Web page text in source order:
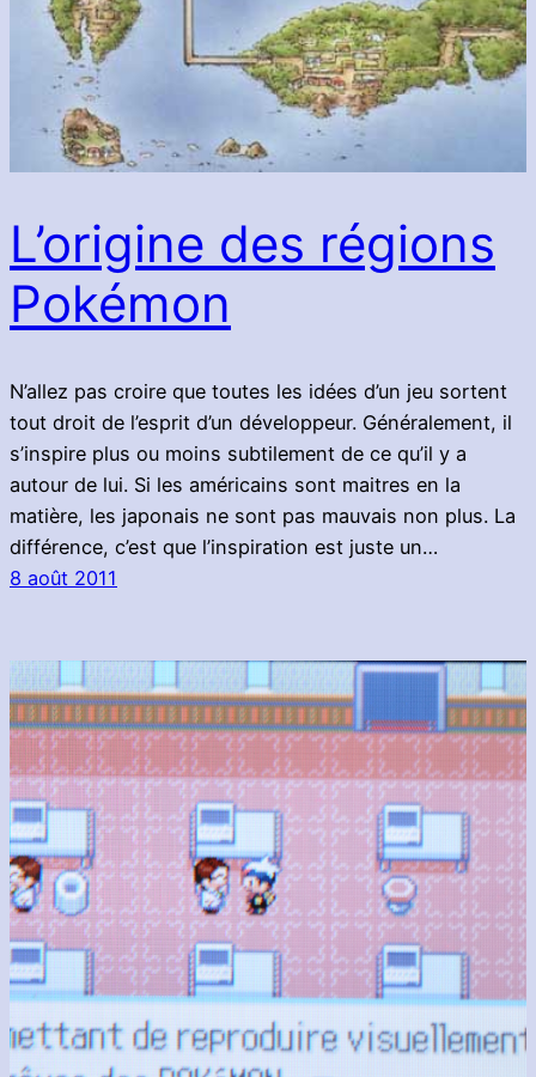
L’origine des régions
Pokémon
N’allez pas croire que toutes les idées d’un jeu sortent
tout droit de l’esprit d’un développeur. Généralement, il
s’inspire plus ou moins subtilement de ce qu’il y a
autour de lui. Si les américains sont maitres en la
matière, les japonais ne sont pas mauvais non plus. La
différence, c’est que l’inspiration est juste un…
8 août 2011